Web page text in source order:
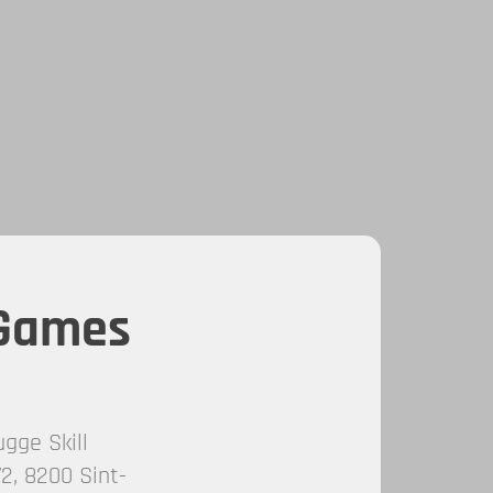
Skill
8200 Sint-